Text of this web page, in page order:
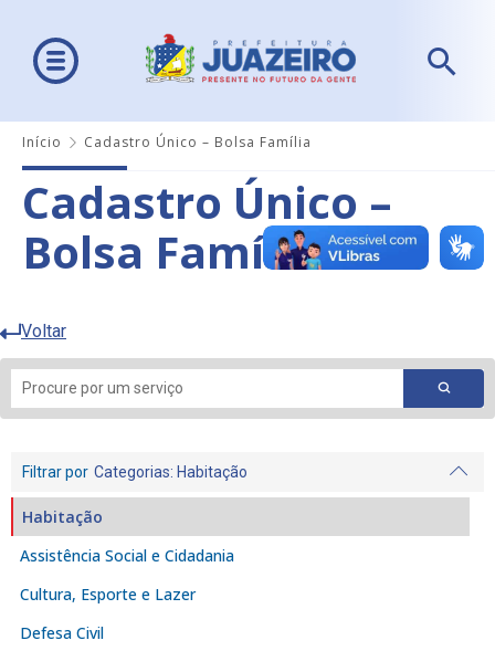
Início Cadastro Único – Bolsa Família
Cadastro Único –
Bolsa Família
Voltar
Filtrar por Categorias: Habitação
Assistência Social e Cidadania
Cultura, Esporte e Lazer
Defesa Civil
Habitação